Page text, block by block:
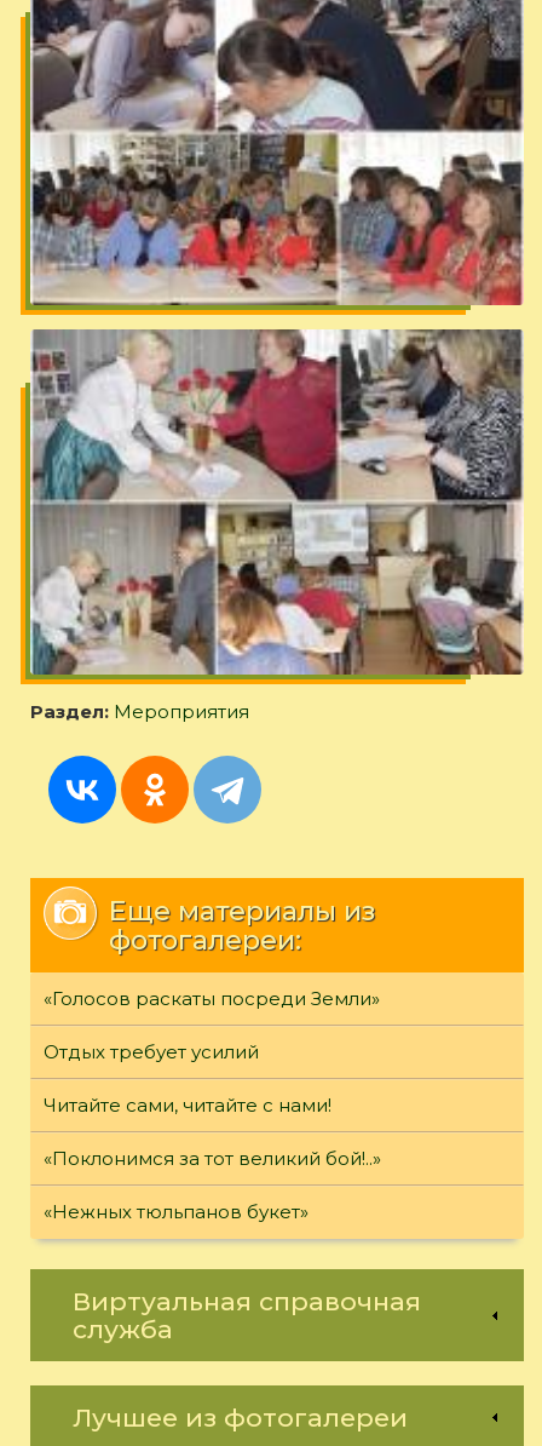
Раздел: Мероприятия
Еще материалы из
фотогалереи:
«Голосов раскаты посреди Земли»
Отдых требует усилий
Читайте сами, читайте с нами!
«Поклонимся за тот великий бой!..»
«Нежных тюльпанов букет»
Виртуальная справочная
служба
Лучшее из фотогалереи